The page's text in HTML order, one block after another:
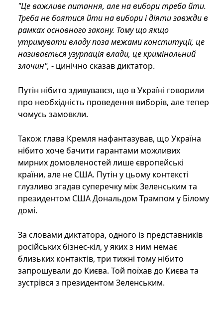
"Це важливе питання, але на вибори треба йти.
Треба не боятися йти на вибори і діяти завжди в
рамках основного закону. Тому що якщо
утримувати владу поза межами конституції, це
називається узурпація влади, це кримінальний
злочин", - цинічно сказав диктатор.
Путін нібито здивувався, що в Україні говорили
про необхідність проведення виборів, але тепер
чомусь замовкли.
Також глава Кремля нафантазував, що Україна
нібито хоче бачити гарантами можливих
мирних домовленостей лише європейські
країни, але не США. Путін у цьому контексті
глузливо згадав суперечку між Зеленським та
президентом США Дональдом Трампом у Білому
домі.
За словами диктатора, одного із представників
російських бізнес-кіл, у яких з ним немає
близьких контактів, три тижні тому нібито
запрошували до Києва. Той поїхав до Києва та
зустрівся з президентом Зеленським.